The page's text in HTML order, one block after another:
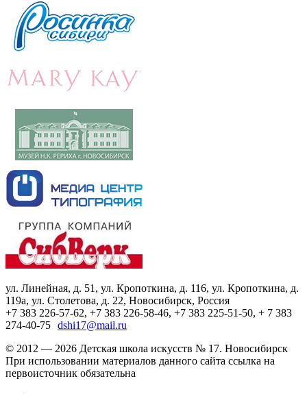
ул. Линейная, д. 51, ул. Кропоткина, д. 116, ул. Кропоткина, д.
119а, ул. Столетова, д. 22, Новосибирск, Россия
+7 383 226-57-62, +7 383 226-58-46, +7 383 225-51-50, + 7 383
274-40-75 dshi17@mail.ru
© 2012 — 2026 Детская школа искусств № 17. Новосибирск
При использовании материалов данного сайта ссылка на
первоисточник обязательна